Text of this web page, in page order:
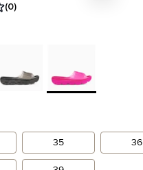
(0)
35 36